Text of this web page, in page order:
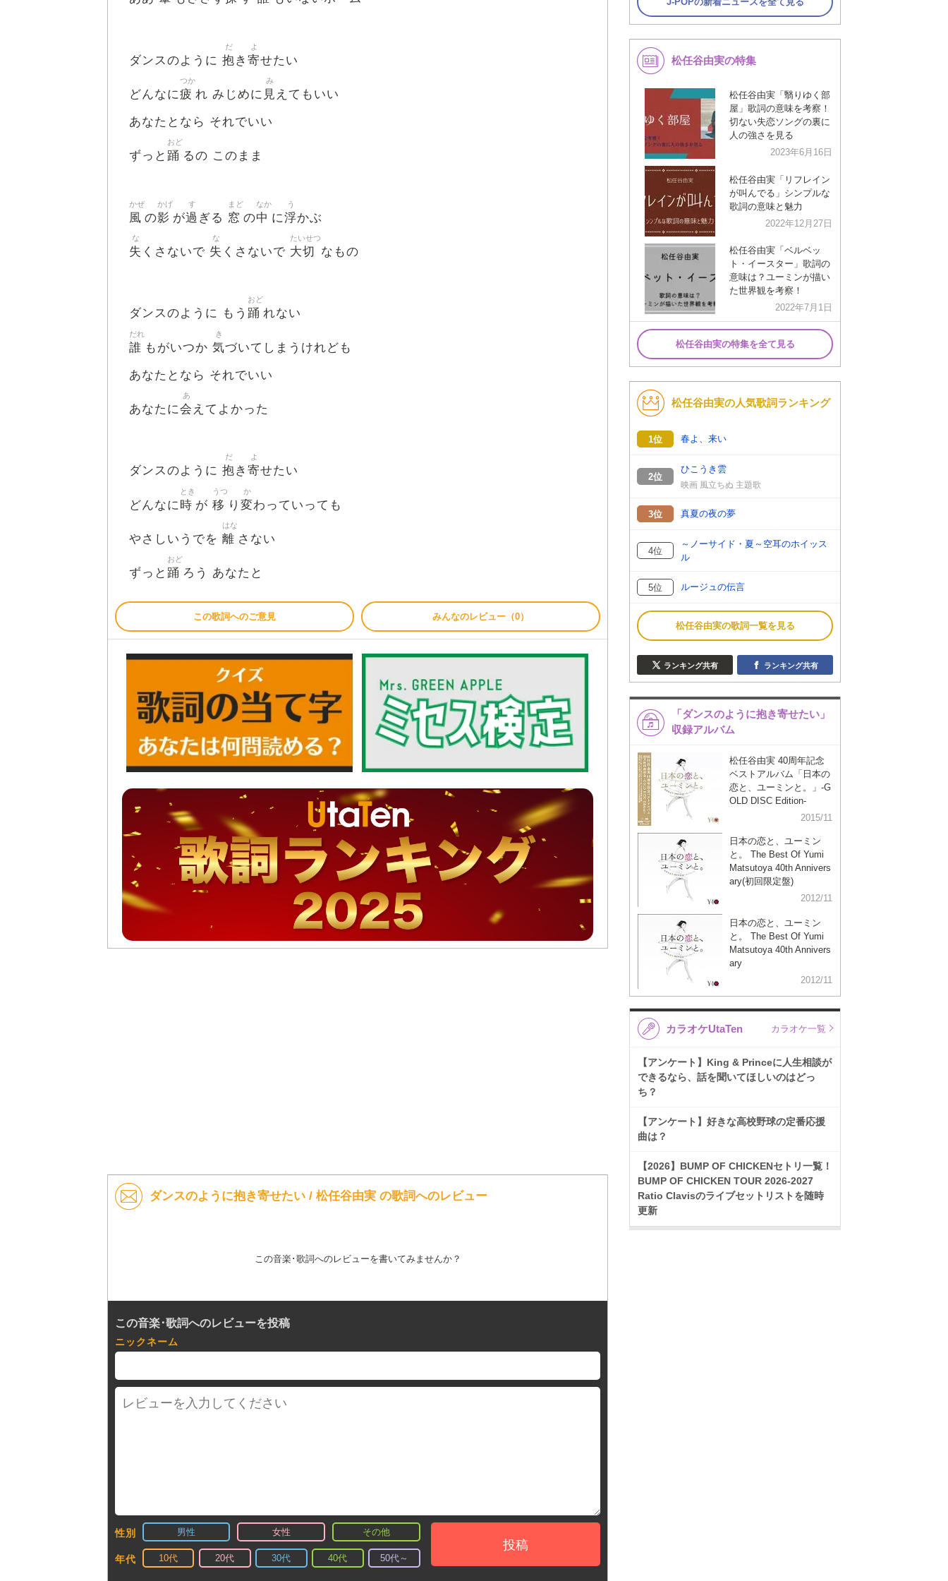
ダンスのように 抱
だ
き 寄
よ
せたい
どんなに疲
つか
れ みじめに 見
み
えてもいい
あなたとなら それでいい
ずっと 踊
おど
るの このまま
風
かぜ
の影
かげ
が過
す
ぎる 窓
まど
の中
なか
に浮
う
かぶ
失
な
くさないで 失
な
くさないで 大切
たいせつ
なもの
ダンスのように もう 踊
おど
れない
誰
だれ
もがいつか 気
き
づいてしまうけれども
あなたとなら それでいい
あなたに会
あ
えてよかった
ダンスのように 抱
だ
き 寄
よ
せたい
どんなに時
とき
が 移
うつ
り 変
か
わっていっても
やさしいうでを 離
はな
さない
ずっと 踊
おど
ろう あなたと
この歌詞へのご意見 みんなのレビュー（0）
ダンスのように抱き寄せたい / 松任谷由実 の歌詞へのレビュー
この音楽･歌詞へのレビューを書いてみませんか？
この音楽･歌詞へのレビューを投稿
ニックネーム
性別 男性 女性 その他
年代 10代 20代 30代 40代 50代～
投稿
松任谷由実の特集
松任谷由実「翳りゆく部
屋」歌詞の意味を考察！
切ない失恋ソングの裏に
人の強さを見る
2023年6月16日
松任谷由実「リフレイン
が叫んでる」シンプルな
歌詞の意味と魅力
2022年12月27日
松任谷由実「ベルベッ
ト・イースター」歌詞の
意味は？ユーミンが描い
た世界観を考察！
2022年7月1日
松任谷由実の特集を全て見る
松任谷由実の人気歌詞ランキング
1位 春よ、来い
2位
ひこうき雲
映画 風立ちぬ 主題歌
3位 真夏の夜の夢
4位
～ノーサイド・夏～空耳のホイッス
ル
5位 ルージュの伝言
松任谷由実の歌詞一覧を見る
ランキング共有 ランキング共有
「ダンスのように抱き寄せたい」
収録アルバム
松任谷由実 40周年記念
ベストアルバム「日本の
恋と、ユーミンと。」-G
OLD DISC Edition-
2015/11
日本の恋と、ユーミン
と。 The Best Of Yumi
Matsutoya 40th Annivers
ary(初回限定盤)
2012/11
日本の恋と、ユーミン
と。 The Best Of Yumi
Matsutoya 40th Annivers
ary
2012/11
カラオケUtaTen カラオケ一覧
【アンケート】King & Princeに人生相談が
できるなら、話を聞いてほしいのはどっ
ち？
【アンケート】好きな高校野球の定番応援
曲は？
【2026】BUMP OF CHICKENセトリ一覧！
BUMP OF CHICKEN TOUR 2026-2027
Ratio Clavisのライブセットリストを随時
更新